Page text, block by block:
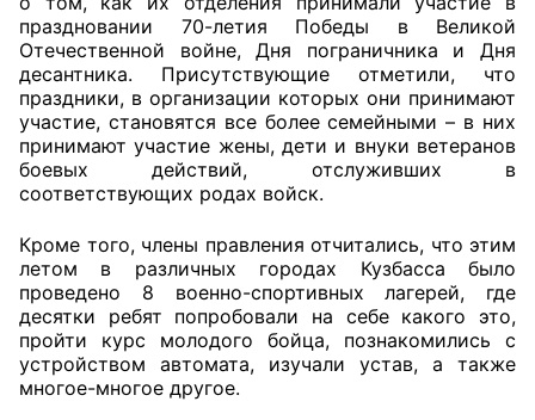
Общественный штаб
Члены ОП КО
Документы ОП КО
Регламент ОП КО
Положения
Соглашения
Рекомендации
праздновании 70-летия Победы в Великой
Отечественной войне, Дня пограничника и Дня
десантника. Присутствующие отметили, что
праздники, в организации которых они принимают
участие, становятся все более семейными – в них
принимают участие жены, дети и внуки ветеранов
боевых действий, отслуживших в
соответствующих родах войск.
Кроме того, члены правления отчитались, что этим
летом в различных городах Кузбасса было
проведено 8 военно-спортивных лагерей, где
десятки ребят попробовали на себе какого это,
пройти курс молодого бойца, познакомились с
устройством автомата, изучали устав, а также
многое-многое другое.